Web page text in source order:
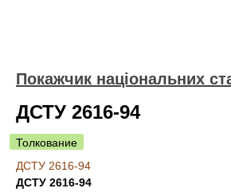
Покажчик національних
ДСТУ 2616-94
Толкование
ДСТУ 2616-94
ДСТУ 2616-94